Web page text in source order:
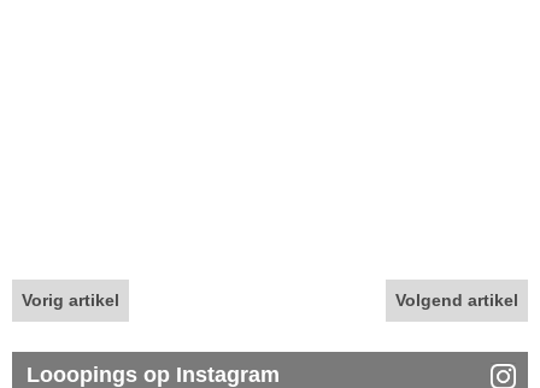
Vorig artikel Volgend artikel
Looopings op Instagram